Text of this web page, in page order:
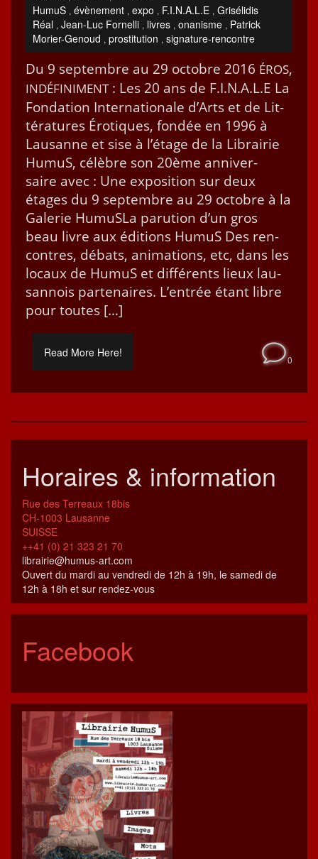
HumuS , évènement , expo , F.I.N.A.L.E , Grisélidis
Réal , Jean-Luc Fornelli , livres , onanisme , Patrick
Morier-Genoud , prostitution , signature-rencontre
Du 9 sep­tem­bre au 29 octo­bre 2016 ÉROS,
INDÉFINIMENT: Les 20 ans de F.I.N.A.L.E La
Fon­da­tion Inter­na­tionale d’Arts et de Lit­
téra­tures Éro­tiques, fondée en 1996 à
Lau­sanne et sise à l’étage de la Librairie
HumuS, célèbre son 20ème anniver­
saire avec : Une expo­si­tion sur deux
étages du 9 sep­tem­bre au 29 octo­bre à la
Galerie HumuS­La paru­tion d’un gros
beau livre aux édi­tions HumuS Des ren­
con­tres, débats, ani­ma­tions, etc, dans les
locaux de HumuS et dif­férents lieux lau­
san­nois parte­naires. L’entrée étant libre
pour toutes […]
Read More Here!
0
Horaires & information
Rue des Terreaux 18bis
CH-1003 Lausanne
SUISSE
++41 (0) 21 323 21 70
librairie@humus-art.com
Ouvert du mardi au vendredi de 12h à 19h, le samedi de
12h à 18h et sur rendez-vous
Facebook